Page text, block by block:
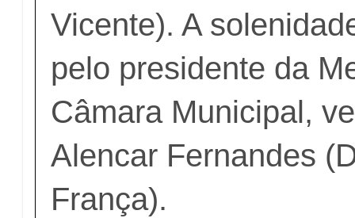
Vicente). A
pelo presidente da
Câmara Municipal,
Alencar Fernandes
França).